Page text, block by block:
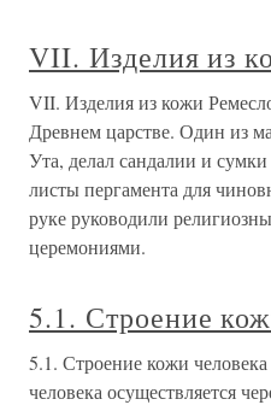
VII. Изделия из
VII. Изделия из кожи
Древнем царстве. Один из
Ута, делал сандалии и
листы пергамента для
руке руководили
церемониями.
5.1. Строение
5.1. Строение кожи
человека осуществляется